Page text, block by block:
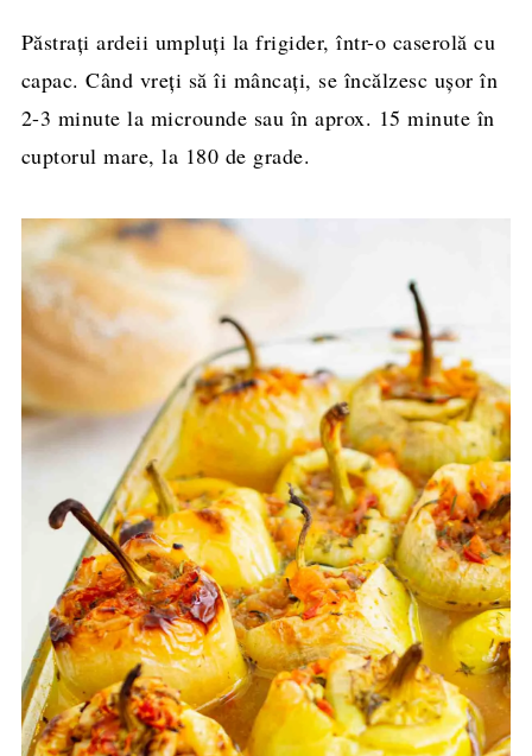
Păstrați ardeii umpluți la frigider, într-o caserolă cu
capac. Când vreți să îi mâncați, se încălzesc ușor în
2-3 minute la microunde sau în aprox. 15 minute în
cuptorul mare, la 180 de grade.